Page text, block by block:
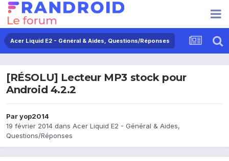
Acer Liquid E2 - Général & Aides, Questions/Réponses
[RÉSOLU] Lecteur MP3 stock pour
Android 4.2.2
Paryop2014
19 février 2014 dans Acer Liquid E2 - Général & Aides,
Questions/Réponses